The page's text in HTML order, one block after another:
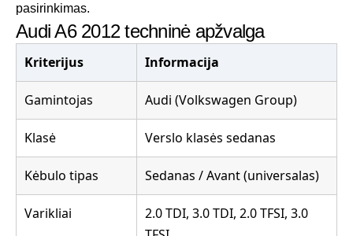
pasirinkimas.
Audi A6 2012 techninė apžvalga
Kriterijus Informacija
Gamintojas Audi (Volkswagen Group)
Klasė Verslo klasės sedanas
Kėbulo tipas Sedanas / Avant (universalas)
Varikliai
2.0 TDI, 3.0 TDI, 2.0 TFSI, 3.0